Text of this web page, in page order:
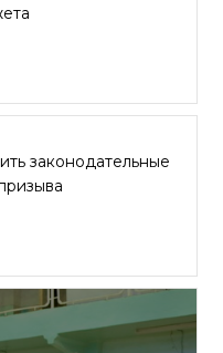
законодательные